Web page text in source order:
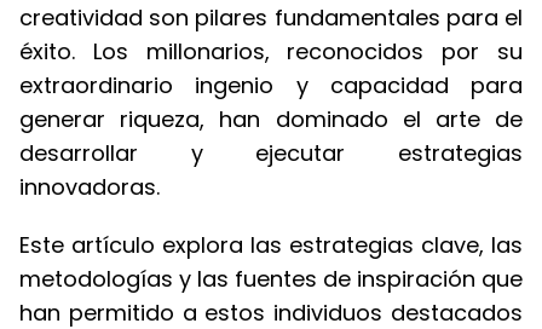
creatividad son pilares fundamentales para el
éxito. Los millonarios, reconocidos por su
extraordinario ingenio y capacidad para
generar riqueza, han dominado el arte de
desarrollar y ejecutar estrategias
innovadoras.
Este artículo explora las estrategias clave, las
metodologías y las fuentes de inspiración que
han permitido a estos individuos destacados